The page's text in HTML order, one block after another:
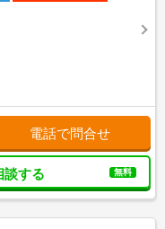
電話で問合せ
談する 無料